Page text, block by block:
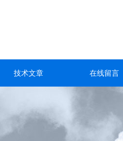
技术文章 在线留言